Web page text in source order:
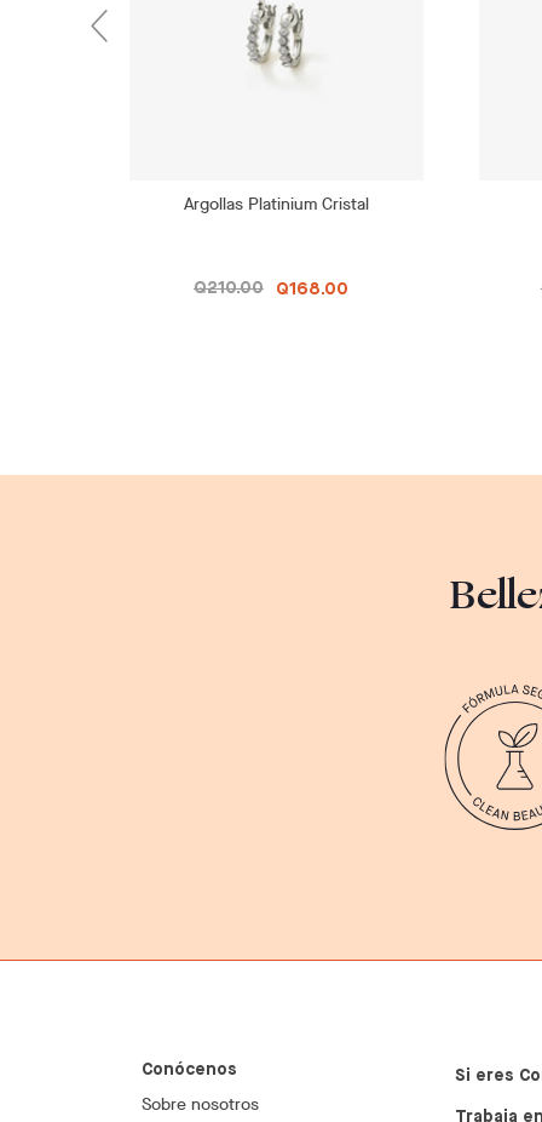
Argollas Platinium Cristal
Q210.00 Q168.00
Conócenos
Sobre nosotros
Si eres
Trabaja en